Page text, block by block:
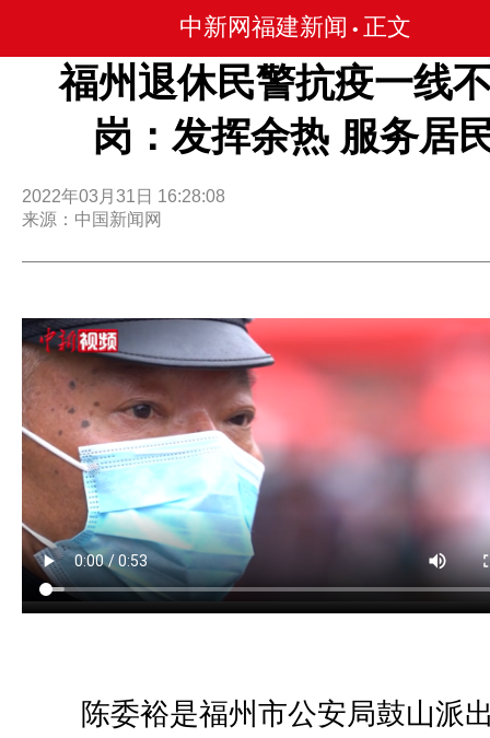
中新网福建新闻 • 正文
福州退休民警抗疫一线
岗：发挥余热 服务居
2022年03月31日 16:28:08
来源：中国新闻网
陈委裕是福州市公安局鼓山派